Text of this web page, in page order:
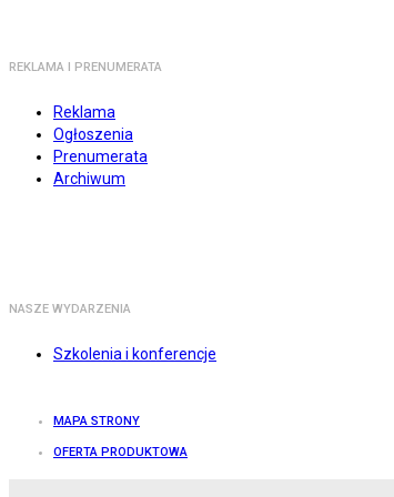
REKLAMA I PRENUMERATA
Reklama
Ogłoszenia
Prenumerata
Archiwum
NASZE WYDARZENIA
Szkolenia i konferencje
MAPA STRONY
OFERTA PRODUKTOWA